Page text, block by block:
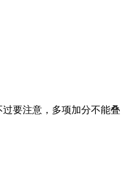
要注意，多项加分不能叠